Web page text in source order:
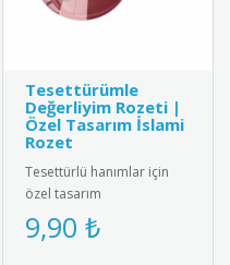
Tesettürümle
Değerliyim Rozeti |
Özel Tasarım İslami
Rozet
Tesettürlü hanımlar için
özel tasarım
"Tesettürümle Değerliyim"
rozeti. Yüksek kaliteli metal
9,90 ₺